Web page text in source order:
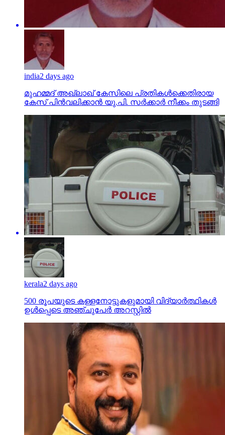
india2 days ago
മുഹമ്മദ് അഖ്‌ലാഖ് കേസിലെ പ്രതികള്‍ക്കെതിരായ
കേസ് പിന്‍വലിക്കാന്‍ യു.പി. സര്‍ക്കാര്‍ നീക്കം തുടങ്ങി
kerala2 days ago
500 രൂപയുടെ കള്ളനോട്ടുകളുമായി വിദ്യാര്‍ത്ഥികള്‍
ഉള്‍പ്പെടെ അഞ്ചുപേര്‍ അറസ്റ്റില്‍